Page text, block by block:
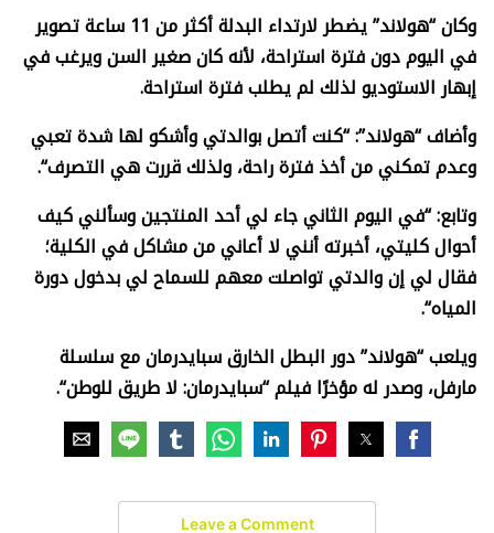
وكان “هولاند” يضطر لارتداء البدلة أكثر من 11 ساعة تصوير
في اليوم دون فترة استراحة، لأنه كان صغير السن ويرغب في
إبهار الاستوديو لذلك لم يطلب فترة استراحة.
وأضاف “هولاند”: “كنت أتصل بوالدتي وأشكو لها شدة تعبي
وعدم تمكني من أخذ فترة راحة، ولذلك قررت هي التصرف“.
وتابع: “في اليوم الثاني جاء لي أحد المنتجين وسألني كيف
أحوال كليتي، أخبرته أنني لا أعاني من مشاكل في الكلية؛
فقال لي إن والدتي تواصلت معهم للسماح لي بدخول دورة
المياه“.
ويلعب “هولاند” دور البطل الخارق سبايدرمان مع سلسلة
مارفل، وصدر له مؤخرًا فيلم “سبايدرمان: لا طريق للوطن“.
Leave a Comment